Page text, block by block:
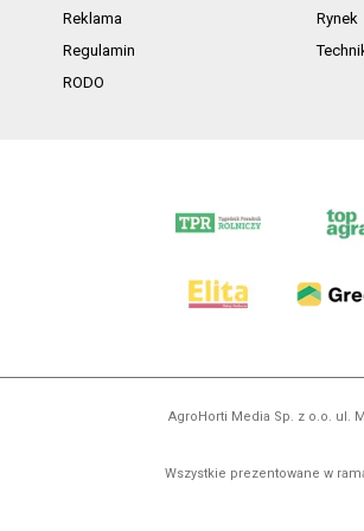
Reklama
Regulamin
RODO
Rynek
AgroHorti Media Sp. z o.o. ul.
Wszystkie prezentowane w